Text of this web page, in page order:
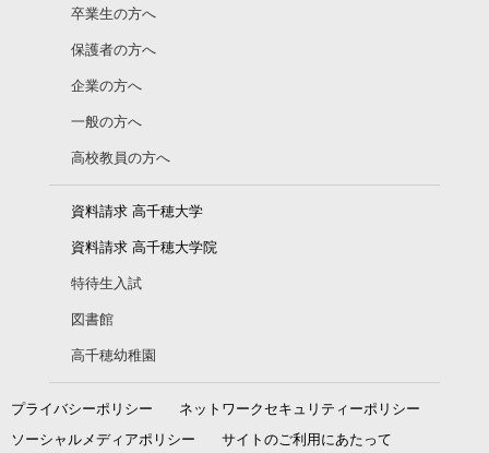
卒業生の方へ
保護者の方へ
企業の方へ
一般の方へ
高校教員の方へ
資料請求 高千穂大学
資料請求 高千穂大学院
特待生入試
図書館
高千穂幼稚園
プライバシーポリシー
ネットワークセキュリティーポリシー
ソーシャルメディアポリシー
サイトのご利用にあたって